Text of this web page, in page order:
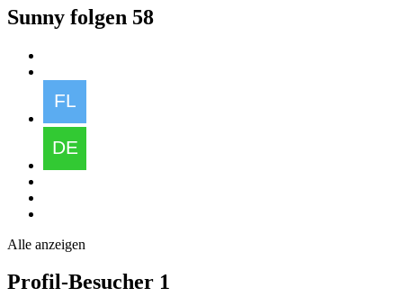
Sunny folgen 58
Alle anzeigen
Profil-Besucher 1